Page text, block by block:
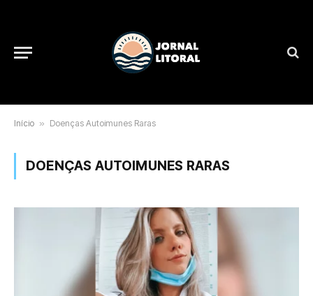
Início » Doenças Autoimunes Raras
DOENÇAS AUTOIMUNES RARAS